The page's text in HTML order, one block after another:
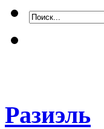
Разиэль